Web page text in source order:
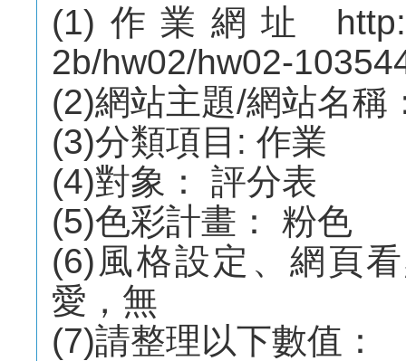
(1)作業網址 http://
2b/hw02/hw02-
(2)網站主題/網站名稱
(3)分類項目: 作業
(4)對象： 評分表
(5)色彩計畫： 粉色
(6)風格設定、網頁
愛，無
(7)請整理以下數值：